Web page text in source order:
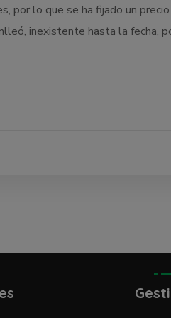
por lo que se ha fijado un
inexistente hasta la fecha,